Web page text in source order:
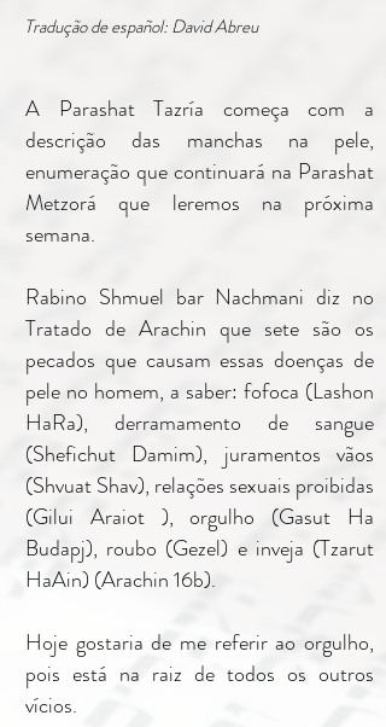
Tradução de español: David Abreu
A Parashat Tazría começa com a
descrição das manchas na pele,
enumeração que continuará na Parashat
Metzorá que leremos na próxima
semana.
Rabino Shmuel bar Nachmani diz no
Tratado de Arachin que sete são os
pecados que causam essas doenças de
pele no homem, a saber: fofoca (Lashon
HaRa), derramamento de sangue
(Shefichut Damim), juramentos vãos
(Shvuat Shav), relações sexuais proibidas
(Gilui Araiot ), orgulho (Gasut Ha
Budapj), roubo (Gezel) e inveja (Tzarut
HaAin) (Arachin 16b).
Hoje gostaria de me referir ao orgulho,
pois está na raiz de todos os outros
vícios.